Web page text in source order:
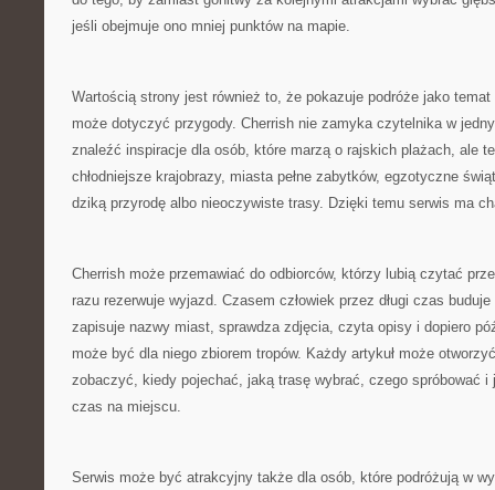
jeśli obejmuje ono mniej punktów na mapie.
Wartością strony jest również to, że pokazuje podróże jako
może dotyczyć przygody. Cherrish nie zamyka czytelnika w
znaleźć inspiracje dla osób, które marzą o rajskich plażach, ale
chłodniejsze krajobrazy, miasta pełne zabytków, egzotyczne
dziką przyrodę albo nieoczywiste trasy. Dzięki temu serwis ma
Cherrish może przemawiać do odbiorców, którzy lubią czytać
razu rezerwuje wyjazd. Czasem człowiek przez długi czas buduje
zapisuje nazwy miast, sprawdza zdjęcia, czyta opisy i dopiero
może być dla niego zbiorem tropów. Każdy artykuł może
zobaczyć, kiedy pojechać, jaką trasę wybrać, czego spróbować
czas na miejscu.
Serwis może być atrakcyjny także dla osób, które podróżują w